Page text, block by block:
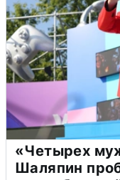
«Четырех
Шаляпин